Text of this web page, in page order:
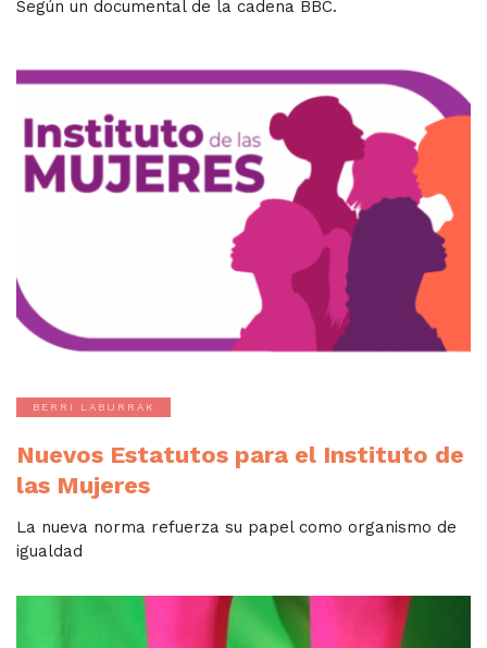
Según un documental de la cadena BBC.
BERRI LABURRAK
Nuevos Estatutos para el Instituto de
las Mujeres
La nueva norma refuerza su papel como organismo de
igualdad